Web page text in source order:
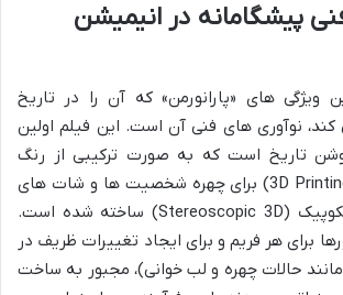
پیشگامانه در انیمیشن
ویژگی های «پارانورمن» که آن را در تاریخ
کند، نوآوری های فنی آن است. این فیلم اولین
تاریخ است که به صورت ترکیبی از رنگ
آمیزی سه بعدی (3D Printing) برای چهره شخصیت ها و شات های
سه بعدی استریوسکوپیک (Stereoscopic 3D) ساخته شده است.
برای هر فریم و برای ایجاد تغییرات ظریف در
حالات چهره و لب خوانی)، مجبور به ساخت